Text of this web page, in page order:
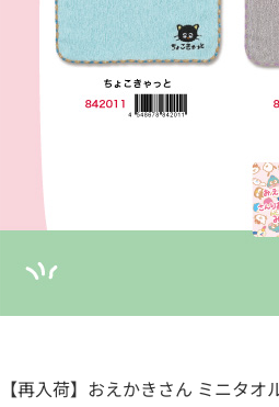
【再入荷】おえかきさん ミニタオ